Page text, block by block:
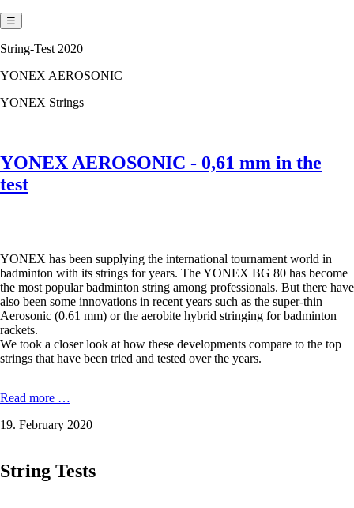
☰
String-Test 2020
YONEX AEROSONIC
YONEX Strings
YONEX AEROSONIC - 0,61 mm in the
test
YONEX has been supplying the international tournament world in
badminton with its strings for years. The YONEX BG 80 has become
the most popular badminton string among professionals. But there have
also been some innovations in recent years such as the super-thin
Aerosonic (0.61 mm) or the aerobite hybrid stringing for badminton
rackets.
We took a closer look at how these developments compare to the top
strings that have been tried and tested over the years.
Read more …
-
in
19. February 2020
String Tests